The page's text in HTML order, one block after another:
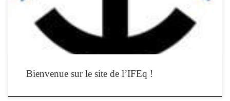
Bienvenue sur le site de l’IFEq !